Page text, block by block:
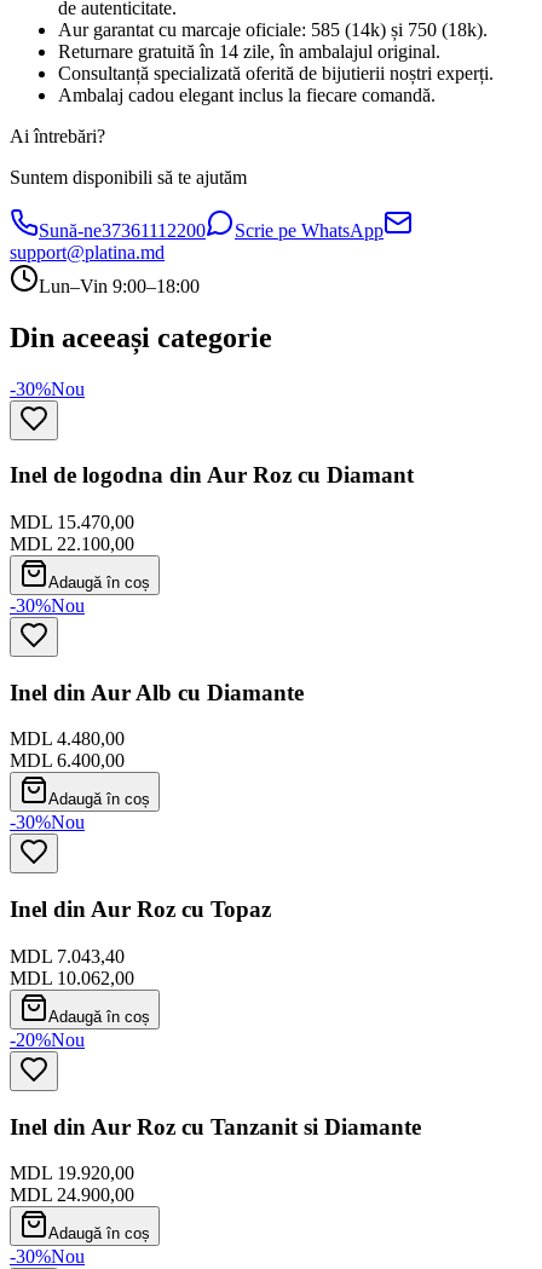
de autenticitate.
Aur garantat cu marcaje oficiale: 585 (14k) și 750 (18k).
Returnare gratuită în 14 zile, în ambalajul original.
Consultanță specializată oferită de bijutierii noștri experți.
Ambalaj cadou elegant inclus la fiecare comandă.
Ai întrebări?
Suntem disponibili să te ajutăm
Sună-ne37361112200
Scrie pe WhatsApp
support@platina.md
Lun–Vin 9:00–18:00
Din aceeași categorie
-30%Nou
Inel de logodna din Aur Roz cu Diamant
MDL 15.470,00
MDL 22.100,00
Adaugă în coș
-30%Nou
Inel din Aur Alb cu Diamante
MDL 4.480,00
MDL 6.400,00
Adaugă în coș
-30%Nou
Inel din Aur Roz cu Topaz
MDL 7.043,40
MDL 10.062,00
Adaugă în coș
-20%Nou
Inel din Aur Roz cu Tanzanit si Diamante
MDL 19.920,00
MDL 24.900,00
Adaugă în coș
-30%Nou